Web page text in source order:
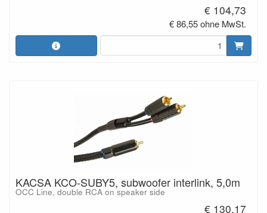
€ 104,73
€ 86,55 ohne MwSt.
KACSA KCO-SUBY5, subwoofer interlink, 5,0m
OCC Line, double RCA on speaker side
€ 130,17